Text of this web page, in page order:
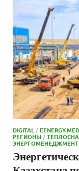
DIGITAL /
РЕГИОНЫ /
ЭНЕРГОМЕНЕДЖМЕНТ